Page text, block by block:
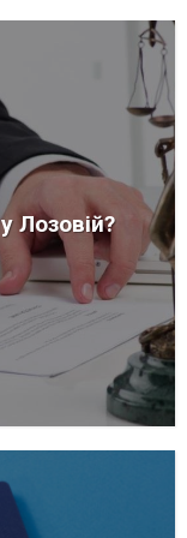
Лозовій?